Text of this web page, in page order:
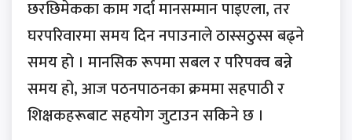
छरछिमेकका काम गर्दा मानसम्मान पाइएला, तर
घरपरिवारमा समय दिन नपाउनाले ठास्सठुस्स बढ्ने
समय हो । मानसिक रूपमा सबल र परिपक्व बन्ने
समय हो, आज पठनपाठनका क्रममा सहपाठी र
शिक्षकहरूबाट सहयोग जुटाउन सकिने छ ।